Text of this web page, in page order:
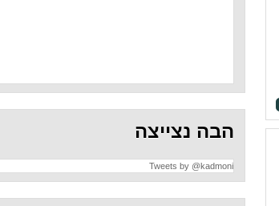
הבה נצייצה
Tweets by @kadmoni